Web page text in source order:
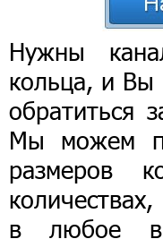
Нужны
кольца, и Вы
обратиться
Мы можем
размеров
в любое